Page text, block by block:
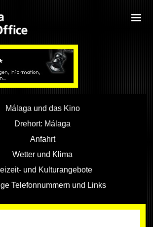
Málaga und das Kino
Drehort: Málaga
Anfahrt
Wetter und Klima
und Kulturangebote
Telefonnummern und Links